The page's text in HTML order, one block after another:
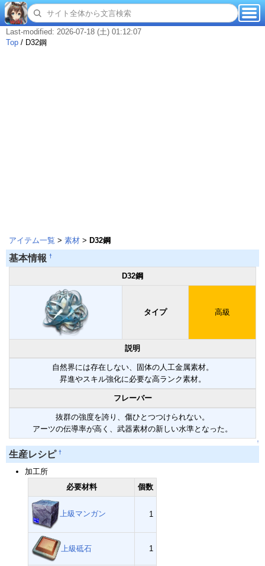
Last-modified: 2026-07-18 (土) 01:12:07
Top / D32鋼
アイテム一覧 > 素材 > D32鋼
基本情報 †
D32鋼
タイプ 高級
説明
自然界には存在しない、固体の人工金属素材。
昇進やスキル強化に必要な高ランク素材。
フレーバー
抜群の強度を誇り、傷ひとつつけられない。
アーツの伝導率が高く、武器素材の新しい水準となった。
↑
生産レシピ †
加工所
必要材料
個数
上級マンガン 1
上級砥石 1